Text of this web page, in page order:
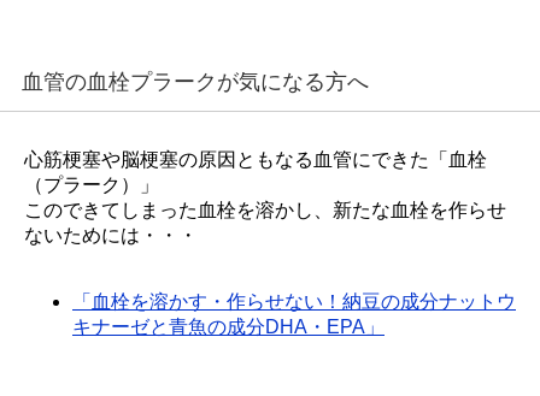
血管の血栓プラークが気になる方へ
心筋梗塞や脳梗塞の原因ともなる血管にできた「血栓
（プラーク）」
このできてしまった血栓を溶かし、新たな血栓を作らせ
ないためには・・・
「血栓を溶かす・作らせない！納豆の成分ナットウ
キナーゼと青魚の成分DHA・EPA」